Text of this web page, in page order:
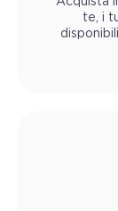
te, i